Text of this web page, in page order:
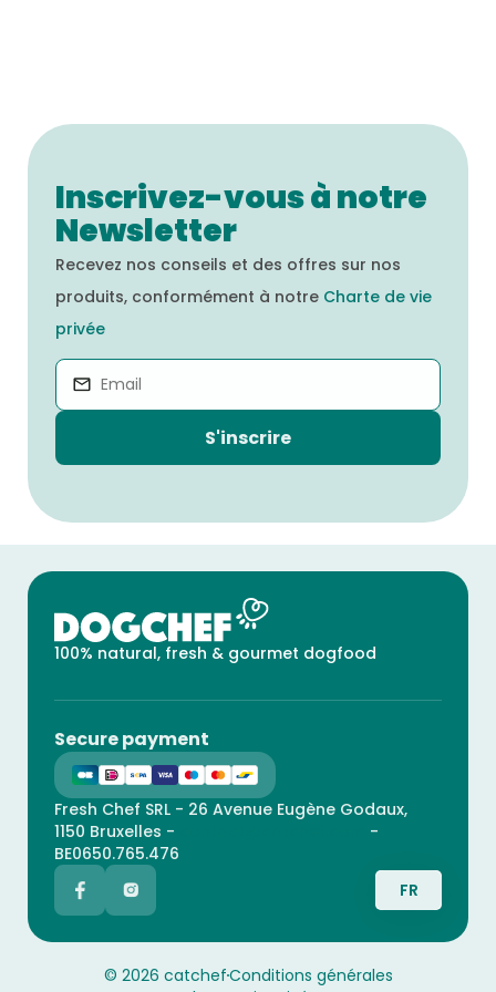
Inscrivez-vous à notre
Newsletter
Recevez nos conseils et des offres sur nos
produits, conformément à notre Charte de vie
privée
S'inscrire
100% natural, fresh & gourmet dogfood
Secure payment
Fresh Chef SRL - 26 Avenue Eugène Godaux,
1150 Bruxelles -
-
BE0650.765.476
FR
© 2026 catchefConditions générales